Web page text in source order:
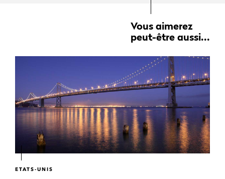
Vous aimerez
peut-être aussi...
ETATS-UNIS